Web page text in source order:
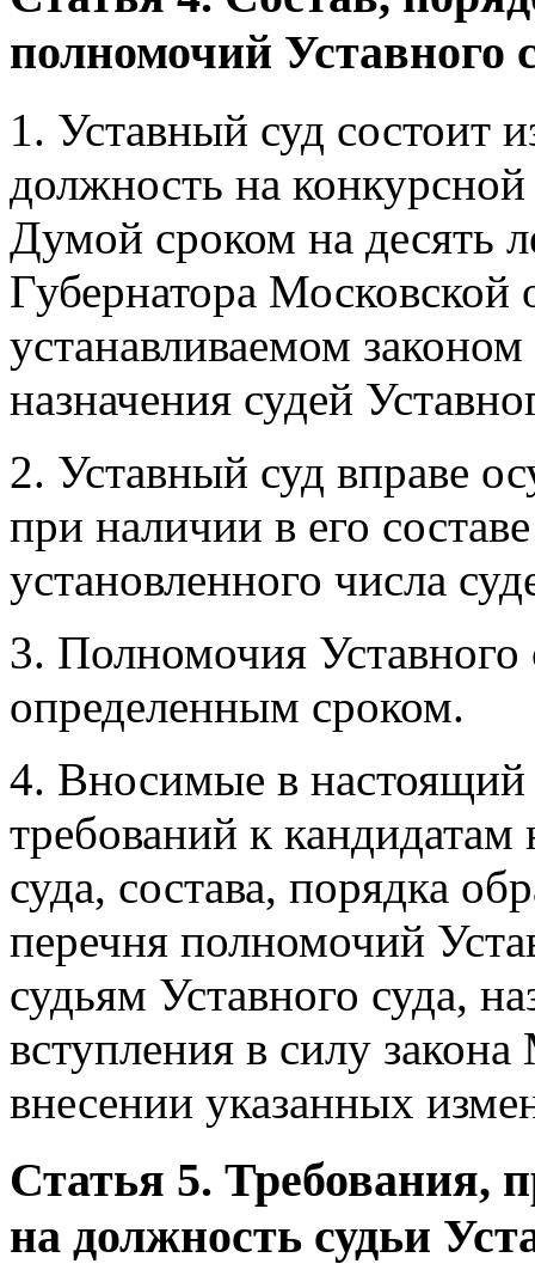
полномочий Уставного
1. Уставный суд состоит
должность на
Думой сроком на десять
Губернатора Московской
устанавливаемом
назначения судей
2. Уставный суд вправе
при наличии в его
установленного числа
3. Полномочия Уставного
определенным сроком.
4. Вносимые в настоящий
требований к
суда, состава, порядка
перечня полномочий
судьям Уставного суда,
вступления в силу
внесении указанных
Статья 5. Требования,
на должность судьи